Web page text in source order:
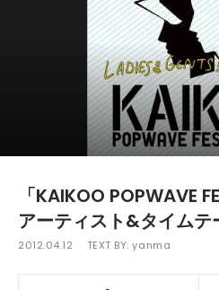
「KAIKOO POPWAVE
アーティスト&タイムテ
2012.04.12 TEXT BY:yanma